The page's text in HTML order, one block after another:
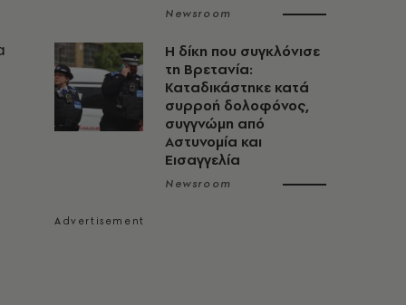
Newsroom
H δίκη που συγκλόνισε
τη Βρετανία:
Καταδικάστηκε κατά
συρροή δολοφόνος,
συγγνώμη από
Αστυνομία και
Εισαγγελία
Newsroom